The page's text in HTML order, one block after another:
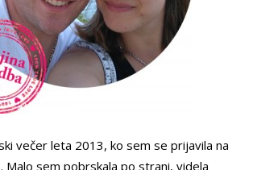
večer leta 2013, ko sem se prijavila na
Malo sem pobrskala po strani, videla